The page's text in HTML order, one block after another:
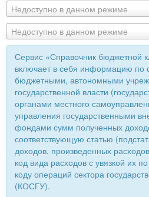
Недоступно в данном режиме
Недоступно в данном режиме
Сервис «Справочник бюджетной
включает в себя информацию по
бюджетными, автономными
государственной власти
органами местного
управления государственными
фондами сумм полученных
соответствующую статью
доходов, произведенных
код вида расходов с увязкой их
коду операций сектора
(КОСГУ).